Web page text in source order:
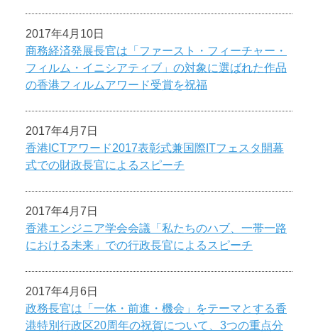
2017年4月10日
商務経済発展長官は「ファースト・フィーチャー・
フィルム・イニシアティブ」の対象に選ばれた作品
の香港フィルムアワード受賞を祝福
2017年4月7日
香港ICTアワード2017表彰式兼国際ITフェスタ開幕
式での財政長官によるスピーチ
2017年4月7日
香港エンジニア学会会議「私たちのハブ、一帯一路
における未来」での行政長官によるスピーチ
2017年4月6日
政務長官は「一体・前進・機会」をテーマとする香
港特別行政区20周年の祝賀について、3つの重点分